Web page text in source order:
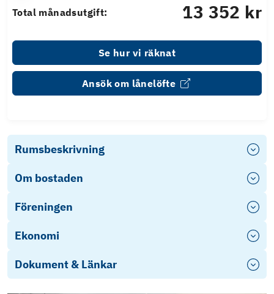
Total månadsutgift: 13 352 kr
Se hur vi räknat
Ansök om lånelöfte
Rumsbeskrivning
Om bostaden
Föreningen
Ekonomi
Dokument & Länkar